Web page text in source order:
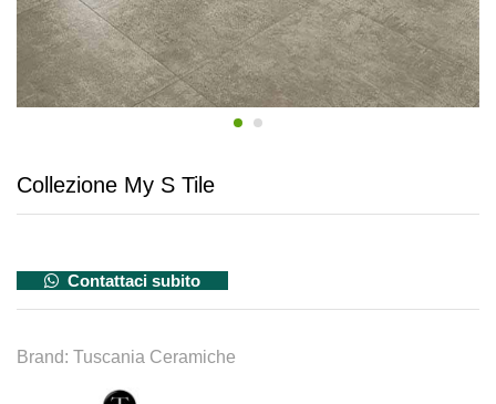
Collezione My S Tile
Contattaci subito
Brand: Tuscania Ceramiche